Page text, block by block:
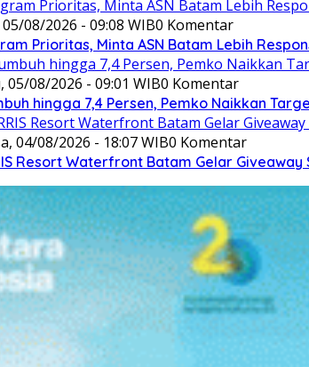
08/2026 - 09:08 WIB0 Komentar
Prioritas, Minta ASN Batam Lebih
05/08/2026 - 09:01 WIB0 Komentar
hingga 7,4 Persen, Pemko Naikkan
04/08/2026 - 18:07 WIB0 Komentar
Resort Waterfront Batam Gelar Giveaway